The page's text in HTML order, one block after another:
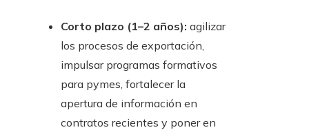
Corto plazo (1–2 años): agilizar
los procesos de exportación,
impulsar programas formativos
para pymes, fortalecer la
apertura de información en
contratos recientes y poner en